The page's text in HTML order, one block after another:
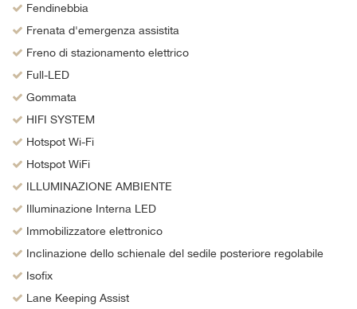
Fendinebbia
Frenata d'emergenza assistita
Freno di stazionamento elettrico
Full-LED
Gommata
HIFI SYSTEM
Hotspot Wi-Fi
Hotspot WiFi
ILLUMINAZIONE AMBIENTE
Illuminazione Interna LED
Immobilizzatore elettronico
Inclinazione dello schienale del sedile posteriore regolabile
Isofix
Lane Keeping Assist